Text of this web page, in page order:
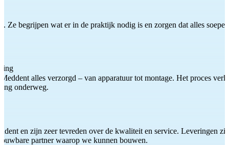
Ze begrijpen wat er in de praktijk nodig is en zorgen dat alles
alles verzorgd – van apparatuur tot montage. Het proces
onderweg.
en zijn zeer tevreden over de kwaliteit en service. Leveringen
partner waarop we kunnen bouwen.